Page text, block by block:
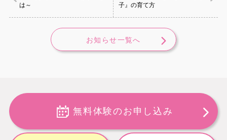
は～
子』の育て方
お知らせ一覧へ
無料体験のお申し込み